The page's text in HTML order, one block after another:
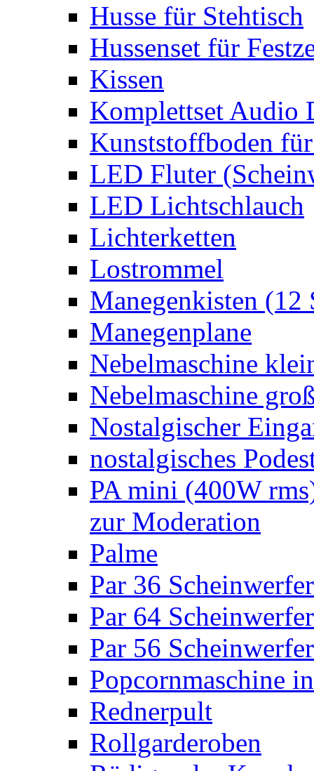
Husse für Stehtisch
Hussenset für
Kissen
Komplettset Audio
Kunststoffboden
LED Fluter
LED Lichtschlauch
Lichterketten
Lostrommel
Manegenkisten (12
Manegenplane
Nebelmaschine
Nebelmaschine
Nostalgischer
nostalgisches
PA mini (400W
zur Moderation
Palme
Par 36 Scheinwerfer
Par 64 Scheinwerfer
Par 56 Scheinwerfer
Popcornmaschine
Rednerpult
Rollgarderoben